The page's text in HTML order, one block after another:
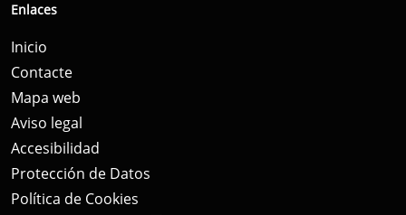
Enlaces
Inicio
Contacte
Mapa web
Aviso legal
Accesibilidad
Protección de Datos
Política de Cookies